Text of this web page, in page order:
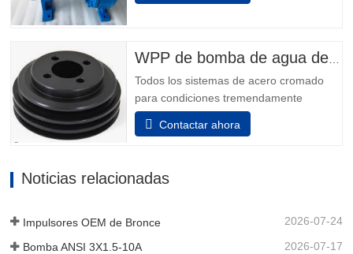
que la mejor: el Modelo 3196. Los Power
Ends son el resultado de más de...
WPP de bomba de agua del motor
Todos los sistemas de acero cromado
para condiciones tremendamente
corrosivas. todos los elementos que
incluyen el adaptador y la unidad de
acero inoxidable para el dispositivo
para...
Contactar ahora
Noticias relacionadas
Impulsores OEM de Bronce 2026-07-24
Bomba ANSI 3X1.5-10A 2026-07-17